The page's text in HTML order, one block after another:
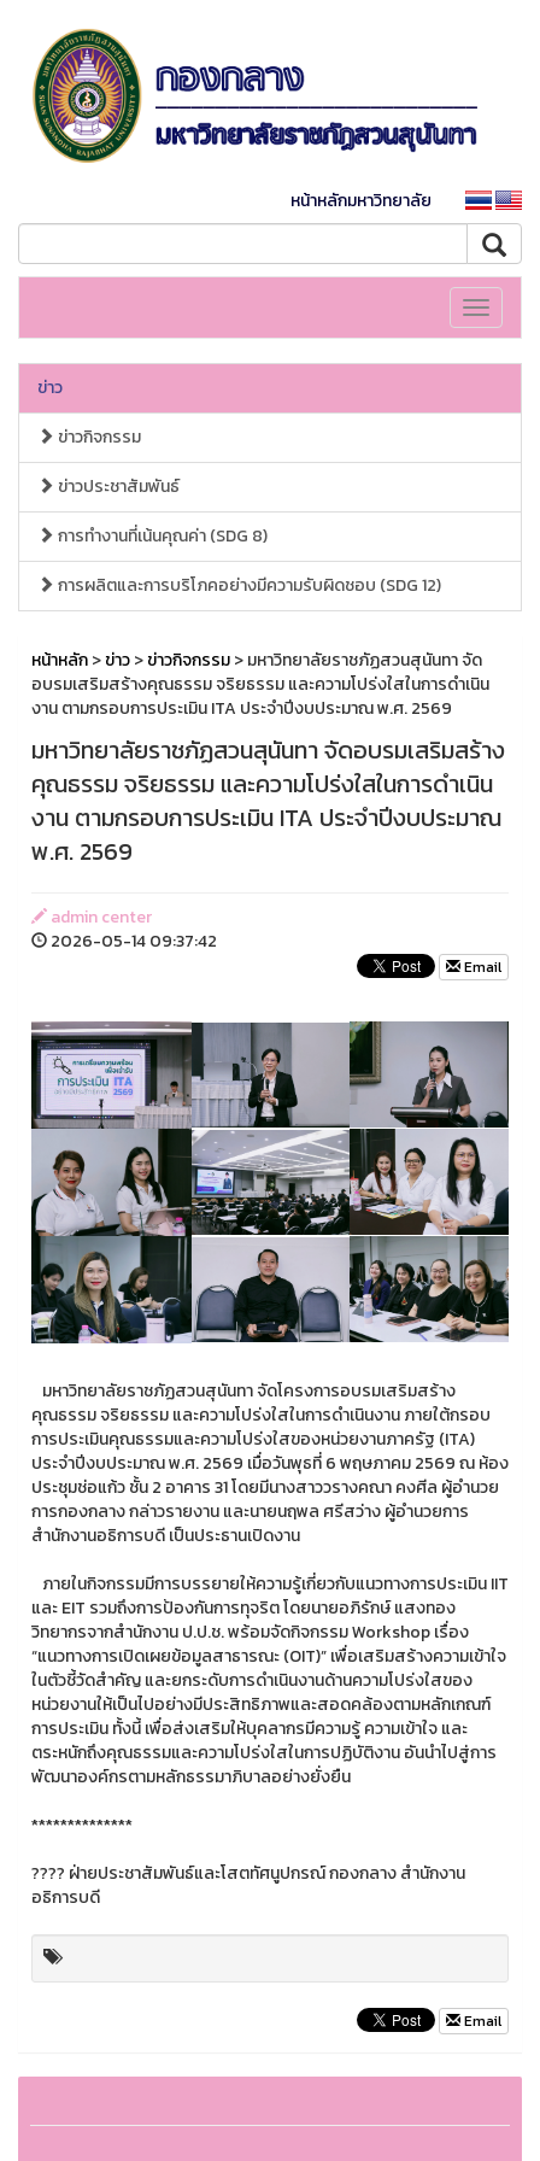
หน้าหลักมหาวิทยาลัย
Toggle
ข่าว
ข่าวกิจกรรม
ข่าวประชาสัมพันธ์
การทำงานที่เน้นคุณค่า (SDG 8)
การผลิตและการบริโภคอย่างมีความรับผิดชอบ (SDG 12)
หน้าหลัก>ข่าว>ข่าวกิจกรรม> มหาวิทยาลัยราชภัฏสวนสุนันทา จัด
อบรมเสริมสร้างคุณธรรม จริยธรรม และความโปร่งใสในการดำเนิน
งาน ตามกรอบการประเมิน ITA ประจำปีงบประมาณ พ.ศ. 2569
มหาวิทยาลัยราชภัฏสวนสุนันทา จัดอบรมเสริมสร้าง
คุณธรรม จริยธรรม และความโปร่งใสในการดำเนิน
งาน ตามกรอบการประเมิน ITA ประจำปีงบประมาณ
พ.ศ. 2569
admin center
2026-05-14 09:37:42
Email
มหาวิทยาลัยราชภัฏสวนสุนันทา จัดโครงการอบรมเสริมสร้าง
คุณธรรม จริยธรรม และความโปร่งใสในการดำเนินงาน ภายใต้กรอบ
การประเมินคุณธรรมและความโปร่งใสของหน่วยงานภาครัฐ (ITA)
ประจำปีงบประมาณ พ.ศ. 2569 เมื่อวันพุธที่ 6 พฤษภาคม 2569 ณ ห้อง
ประชุมช่อแก้ว ชั้น 2 อาคาร 31 โดยมีนางสาววรางคณา คงศีล ผู้อำนวย
การกองกลาง กล่าวรายงาน และนายนฤพล ศรีสว่าง ผู้อำนวยการ
สำนักงานอธิการบดี เป็นประธานเปิดงาน
ภายในกิจกรรมมีการบรรยายให้ความรู้เกี่ยวกับแนวทางการประเมิน IIT
และ EIT รวมถึงการป้องกันการทุจริต โดยนายอภิรักษ์ แสงทอง
วิทยากรจากสำนักงาน ป.ป.ช. พร้อมจัดกิจกรรม Workshop เรื่อง
“แนวทางการเปิดเผยข้อมูลสาธารณะ (OIT)” เพื่อเสริมสร้างความเข้าใจ
ในตัวชี้วัดสำคัญ และยกระดับการดำเนินงานด้านความโปร่งใสของ
หน่วยงานให้เป็นไปอย่างมีประสิทธิภาพและสอดคล้องตามหลักเกณฑ์
การประเมิน ทั้งนี้ เพื่อส่งเสริมให้บุคลากรมีความรู้ ความเข้าใจ และ
ตระหนักถึงคุณธรรมและความโปร่งใสในการปฏิบัติงาน อันนำไปสู่การ
พัฒนาองค์กรตามหลักธรรมาภิบาลอย่างยั่งยืน
**************
???? ฝ่ายประชาสัมพันธ์และโสตทัศนูปกรณ์ กองกลาง สำนักงาน
อธิการบดี
Email